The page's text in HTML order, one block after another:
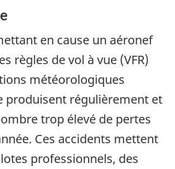
en cause un aéronef
règles de vol à vue (VFR)
météorologiques
produisent régulièrement et
trop élevé de pertes
Ces accidents mettent
professionnels, des